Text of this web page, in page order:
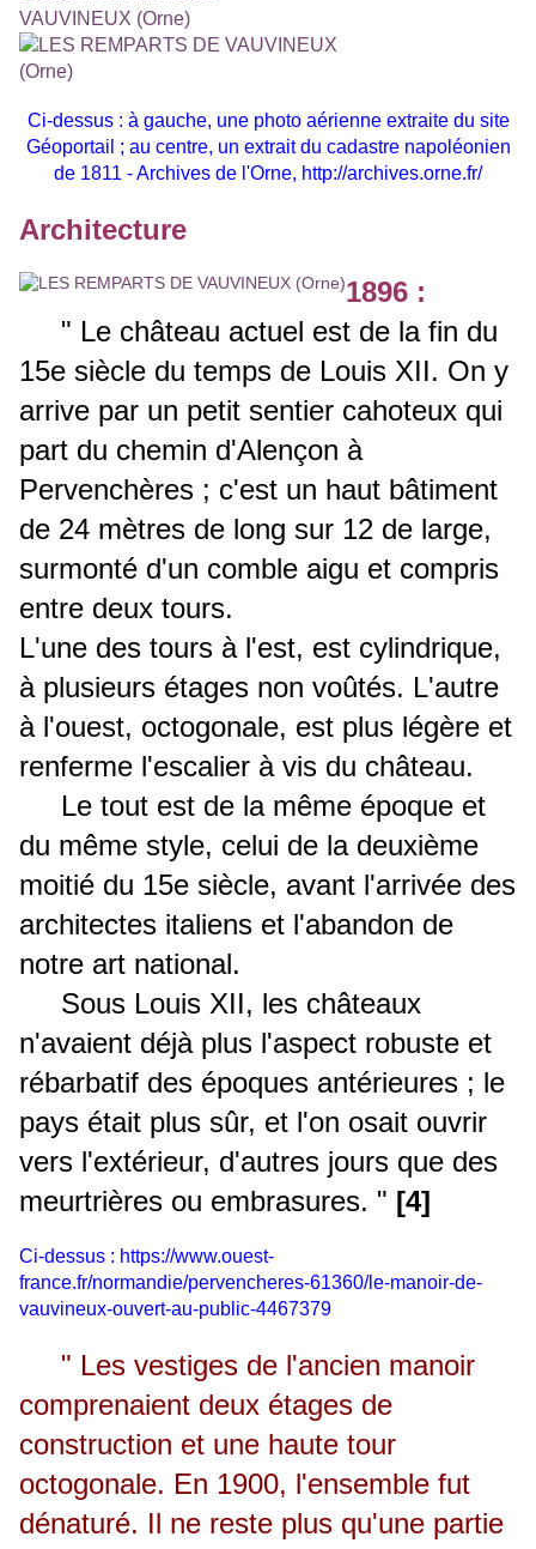
Ci-dessus : à gauche, une photo aérienne extraite du site
Géoportail ; au centre, un extrait du cadastre napoléonien
de 1811 - Archives de l'Orne, http://archives.orne.fr/
Architecture
1896 :
" Le château actuel est de la fin du
15e siècle du temps de Louis XII. On y
arrive par un petit sentier cahoteux qui
part du chemin d'Alençon à
Pervenchères ; c'est un haut bâtiment
de 24 mètres de long sur 12 de large,
surmonté d'un comble aigu et compris
entre deux tours.
L'une des tours à l'est, est cylindrique,
à plusieurs étages non voûtés. L'autre
à l'ouest, octogonale, est plus légère et
renferme l'escalier à vis du château.
Le tout est de la même époque et
du même style, celui de la deuxième
moitié du 15e siècle, avant l'arrivée des
architectes italiens et l'abandon de
notre art national.
Sous Louis XII, les châteaux
n'avaient déjà plus l'aspect robuste et
rébarbatif des époques antérieures ; le
pays était plus sûr, et l'on osait ouvrir
vers l'extérieur, d'autres jours que des
meurtrières ou embrasures. " [4]
Ci-dessus : https://www.ouest-
france.fr/normandie/pervencheres-61360/le-manoir-de-
vauvineux-ouvert-au-public-4467379
" Les vestiges de l'ancien manoir
comprenaient deux étages de
construction et une haute tour
octogonale. En 1900, l'ensemble fut
dénaturé. Il ne reste plus qu'une partie